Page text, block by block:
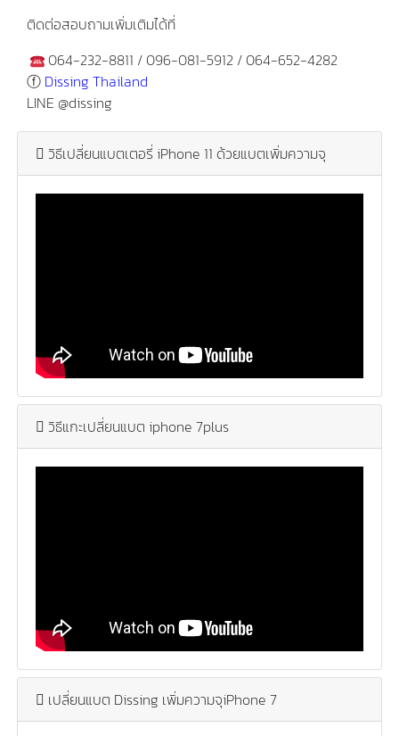
ติดต่อสอบถามเพิ่มเติมได้ที่
064-232-8811 / 096-081-5912 / 064-652-4282
ⓕ Dissing Thailand
LINE @dissing
วิธีเปลี่ยนแบตเตอรี่ iPhone 11 ด้วยแบตเพิ่มความจุ
วิธีแกะเปลี่ยนแบต iphone 7plus
เปลี่ยนแบต Dissing เพิ่มความจุiPhone 7